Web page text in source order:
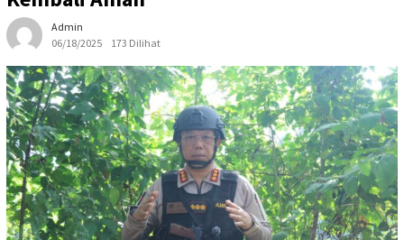
Admin
06/18/2025
173 Dilihat